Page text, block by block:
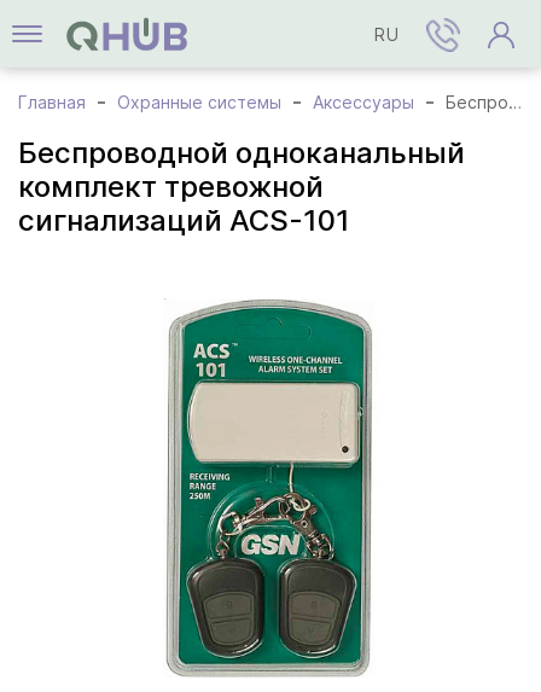
RU
Главная Охранные системы Аксессуары Беспроводной одноканальный комплект тревожной сигнализаций ACS-101
Беспроводной одноканальный
комплект тревожной
сигнализаций ACS-101